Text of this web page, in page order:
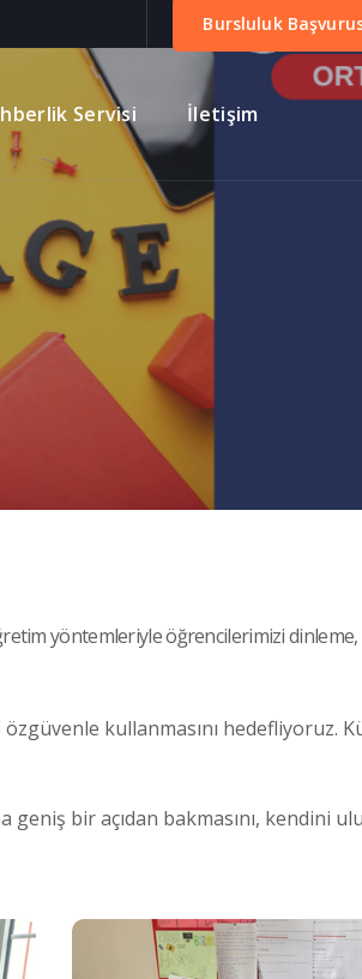
Bursluluk
Servisi İletişim
yöntemleriyle öğrencilerimizi
kullanmasını hedefliyoruz.
geniş bir açıdan bakmasını, kendini